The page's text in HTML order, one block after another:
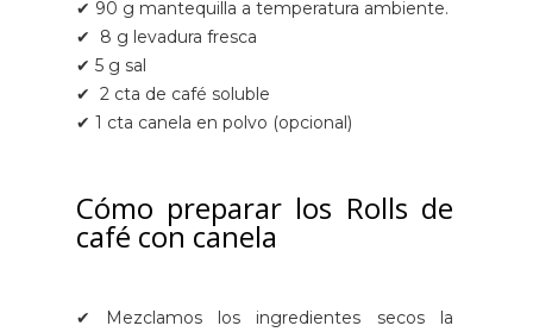
✔ 90 g mantequilla a temperatura ambiente.
✔ 8 g levadura fresca
✔ 5 g sal
✔ 2 cta de café soluble
✔ 1 cta canela en polvo (opcional)
Cómo preparar los Rolls de
café con canela
✔ Mezclamos los ingredientes secos la